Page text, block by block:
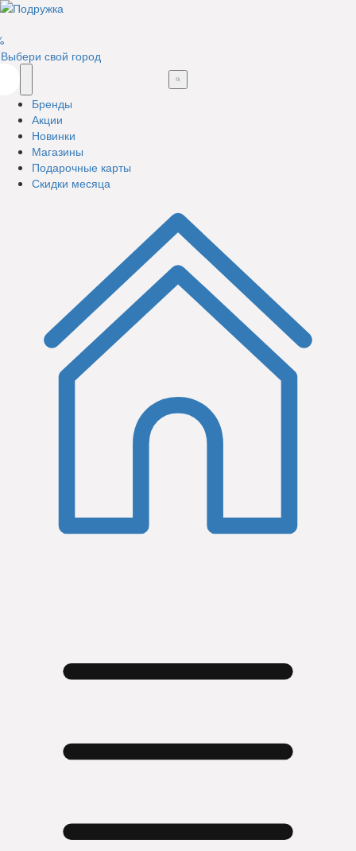
Выбери свой город
Бренды
Акции
Новинки
Магазины
Подарочные карты
Скидки месяца